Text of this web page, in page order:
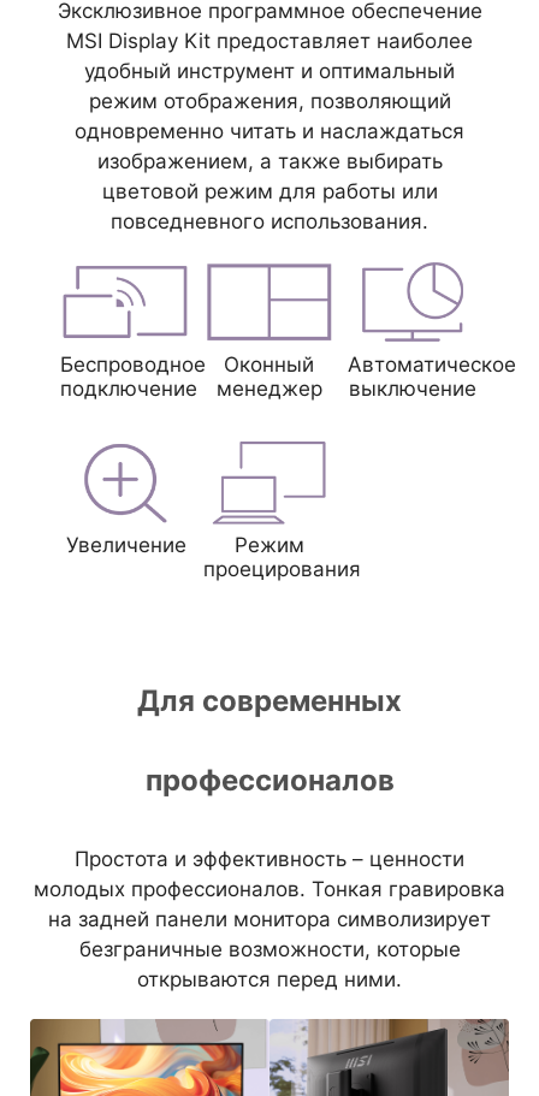
Эксклюзивное программное обеспечение
MSI Display Kit предоставляет наиболее
удобный инструмент и оптимальный
режим отображения, позволяющий
одновременно читать и наслаждаться
изображением, а также выбирать
цветовой режим для работы или
повседневного использования.
Беспроводное
подключение
Оконный
менеджер
Автоматическое
выключение
Увеличение
Режим
проецирования
Для современных
профессионалов
Простота и эффективность – ценности
молодых профессионалов. Тонкая гравировка
на задней панели монитора символизирует
безграничные возможности, которые
открываются перед ними.